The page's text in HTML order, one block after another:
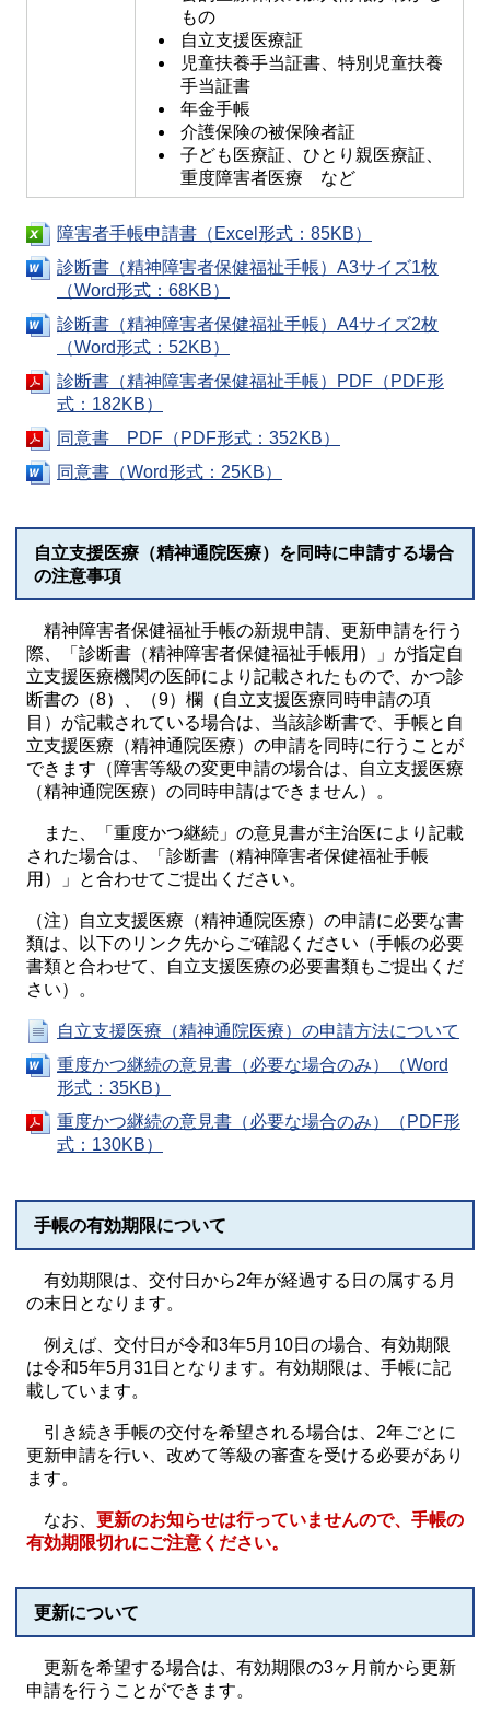
もの
自立支援医療証
児童扶養手当証書、特別児童扶養
手当証書
年金手帳
介護保険の被保険者証
子ども医療証、ひとり親医療証、
重度障害者医療 など
障害者手帳申請書（Excel形式：85KB）
診断書（精神障害者保健福祉手帳）A3サイズ1枚
（Word形式：68KB）
診断書（精神障害者保健福祉手帳）A4サイズ2枚
（Word形式：52KB）
診断書（精神障害者保健福祉手帳）PDF（PDF形
式：182KB）
同意書 PDF（PDF形式：352KB）
同意書（Word形式：25KB）
自立支援医療（精神通院医療）を同時に申請する場合
の注意事項
精神障害者保健福祉手帳の新規申請、更新申請を行う
際、「診断書（精神障害者保健福祉手帳用）」が指定自
立支援医療機関の医師により記載されたもので、かつ診
断書の（8）、（9）欄（自立支援医療同時申請の項
目）が記載されている場合は、当該診断書で、手帳と自
立支援医療（精神通院医療）の申請を同時に行うことが
できます（障害等級の変更申請の場合は、自立支援医療
（精神通院医療）の同時申請はできません）。
また、「重度かつ継続」の意見書が主治医により記載
された場合は、「診断書（精神障害者保健福祉手帳
用）」と合わせてご提出ください。
（注）自立支援医療（精神通院医療）の申請に必要な書
類は、以下のリンク先からご確認ください（手帳の必要
書類と合わせて、自立支援医療の必要書類もご提出くだ
さい）。
自立支援医療（精神通院医療）の申請方法について
重度かつ継続の意見書（必要な場合のみ）（Word
形式：35KB）
重度かつ継続の意見書（必要な場合のみ）（PDF形
式：130KB）
手帳の有効期限について
有効期限は、交付日から2年が経過する日の属する月
の末日となります。
例えば、交付日が令和3年5月10日の場合、有効期限
は令和5年5月31日となります。有効期限は、手帳に記
載しています。
引き続き手帳の交付を希望される場合は、2年ごとに
更新申請を行い、改めて等級の審査を受ける必要があり
ます。
なお、 更新のお知らせは行っていませんので、手帳の
有効期限切れにご注意ください。
更新について
更新を希望する場合は、有効期限の3ヶ月前から更新
申請を行うことができます。